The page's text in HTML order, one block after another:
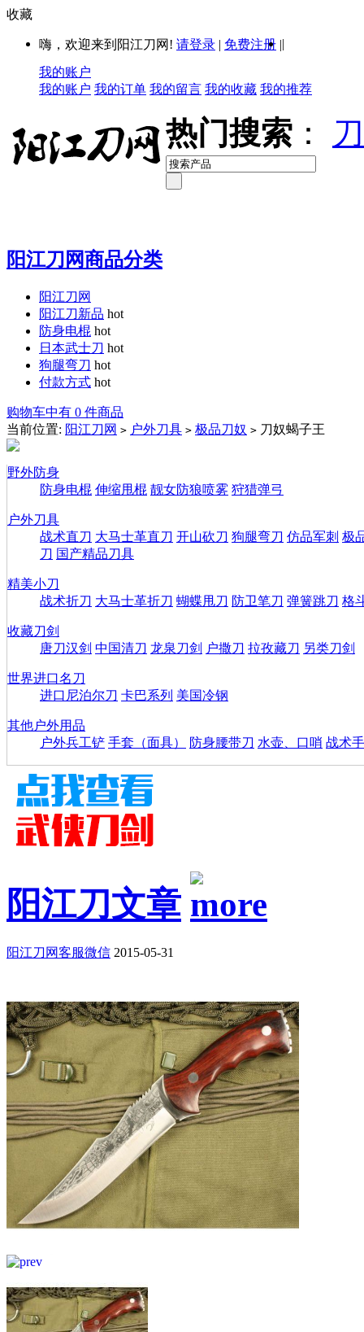
收藏
嗨，欢迎来到阳江刀网! 请登录 | 免费注册 ||
我的账户
我的账户 我的订单 我的留言 我的收藏 我的推荐
热门搜索 ：
阳江刀网商品分类
阳江刀网
阳江刀新品 hot
防身电棍 hot
日本武士刀 hot
狗腿弯刀 hot
付款方式 hot
购物车中有 0 件商品
当前位置: 阳江刀网 > 户外刀具 > 极品刀奴 > 刀奴蝎子王
野外防身
防身电棍 伸缩甩棍 靓女防狼喷雾 狩猎弹弓
户外刀具
战术直刀 大马士革直刀 开山砍刀 狗腿弯刀 仿品军刺 极
刀 国产精品刀具
精美小刀
战术折刀 大马士革折刀 蝴蝶甩刀 防卫笔刀 弹簧跳刀 格
收藏刀剑
唐刀汉剑 中国清刀 龙泉刀剑 户撒刀 拉孜藏刀 另类刀剑
世界进口名刀
进口尼泊尔刀 卡巴系列 美国冷钢
其他户外用品
户外兵工铲 手套（面具） 防身腰带刀 水壶、口哨 战术
阳江刀文章
阳江刀网客服微信 2015-05-31